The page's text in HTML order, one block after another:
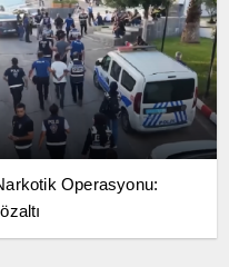
Operasyonu: